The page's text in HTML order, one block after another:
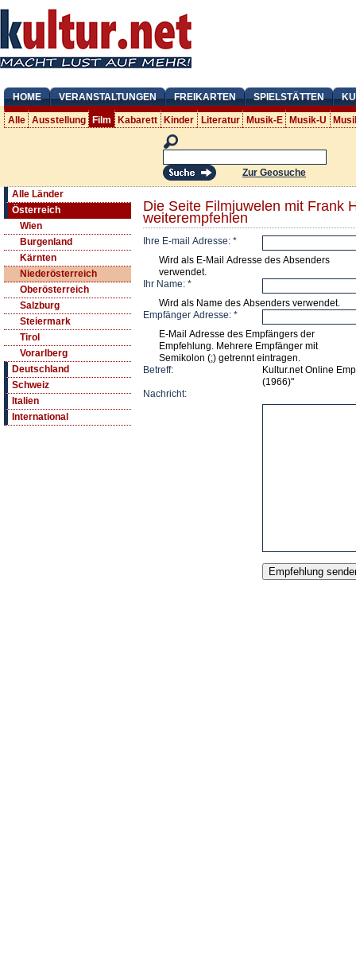
HOME VERANSTALTUNGEN FREIKARTEN SPIELSTÄTTEN
Alle Ausstellung Film Kabarett Kinder Literatur Musik-E Musik-U
Zur Geosuche
Alle Länder
Österreich
Wien
Burgenland
Kärnten
Niederösterreich
Oberösterreich
Salzburg
Steiermark
Tirol
Vorarlberg
Deutschland
Schweiz
Italien
International
Die Seite Filmjuwelen mit Frank
weiterempfehlen
Ihre E-mail Adresse: *
Wird als E-Mail Adresse des Absenders
verwendet.
Ihr Name: *
Wird als Name des Absenders verwendet.
Empfänger Adresse: *
E-Mail Adresse des Empfängers der
Empfehlung. Mehrere Empfänger mit
Semikolon (;) getrennt eintragen.
Betreff:
Kultur.net Online
(1966)"
Nachricht: